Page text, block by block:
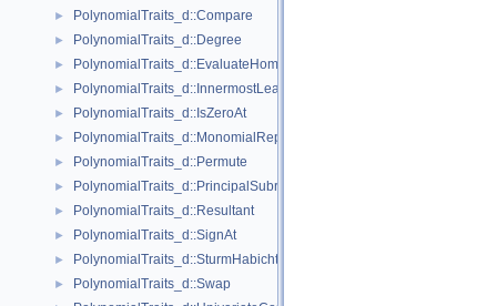
► PolynomialTraits_d::Compare
► PolynomialTraits_d::Degree
► PolynomialTraits_d::EvaluateHomogeneous
► PolynomialTraits_d::InnermostLeadingCoefficient
► PolynomialTraits_d::IsZeroAt
► PolynomialTraits_d::MonomialRepresentation
► PolynomialTraits_d::Permute
► PolynomialTraits_d::PrincipalSubresultants
► PolynomialTraits_d::Resultant
► PolynomialTraits_d::SignAt
► PolynomialTraits_d::SturmHabichtSequence
► PolynomialTraits_d::Swap